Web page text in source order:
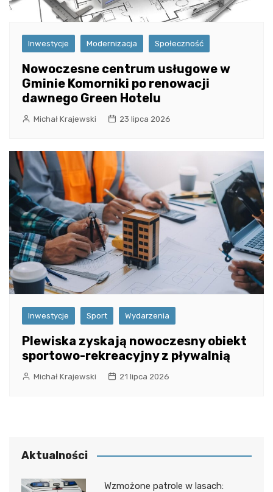
Inwestycje Modernizacja Społeczność
Nowoczesne centrum usługowe w
Gminie Komorniki po renowacji
dawnego Green Hotelu
Michał Krajewski 23 lipca 2026
Inwestycje Sport Wydarzenia
Plewiska zyskają nowoczesny obiekt
sportowo-rekreacyjny z pływalnią
Michał Krajewski 21 lipca 2026
Aktualności
Wzmożone patrole w lasach: